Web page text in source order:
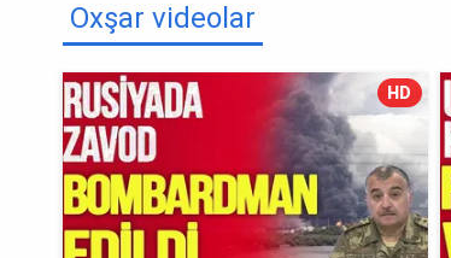
Oxşar videolar
HD